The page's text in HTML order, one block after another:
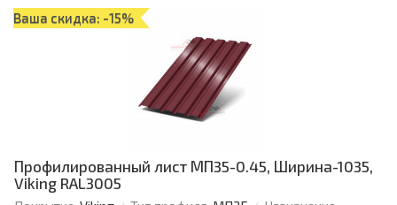
Ваша скидка: -15%
Профилированный лист МП35-0.45, Ширина-1035,
Viking RAL3005